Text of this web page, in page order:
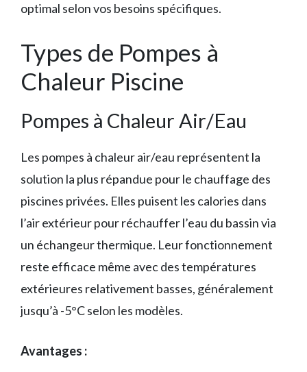
optimal selon vos besoins spécifiques.
Types de Pompes à
Chaleur Piscine
Pompes à Chaleur Air/Eau
Les pompes à chaleur air/eau représentent la
solution la plus répandue pour le chauffage des
piscines privées. Elles puisent les calories dans
l’air extérieur pour réchauffer l’eau du bassin via
un échangeur thermique. Leur fonctionnement
reste efficace même avec des températures
extérieures relativement basses, généralement
jusqu’à -5°C selon les modèles.
Avantages :